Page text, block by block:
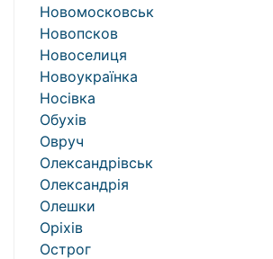
Новомосковськ
Новопсков
Новоселиця
Новоукраїнка
Носівка
Обухів
Овруч
Олександрівськ
Олександрія
Олешки
Оріхів
Острог